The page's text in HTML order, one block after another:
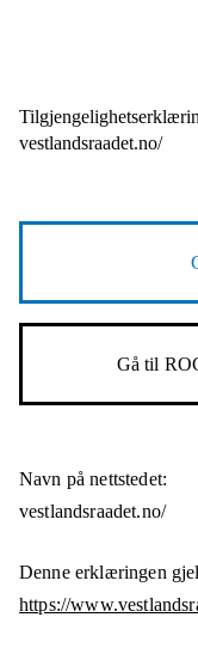
vestlandsraadet.no/
Gå til
Navn på nettstedet:
vestlandsraadet.no/
Denne erklæringen
https://